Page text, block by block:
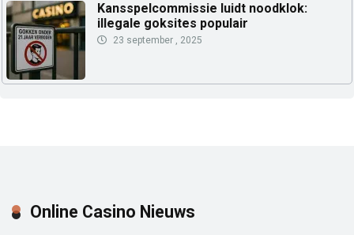
Kansspelcommissie luidt noodklok:
illegale goksites populair
23 september , 2025
Online Casino Nieuws